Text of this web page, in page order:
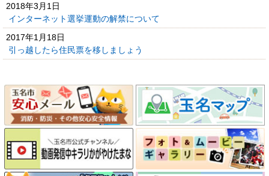
2018年3月1日
インターネット選挙運動の解禁について
2017年1月18日
引っ越したら住民票を移しましょう